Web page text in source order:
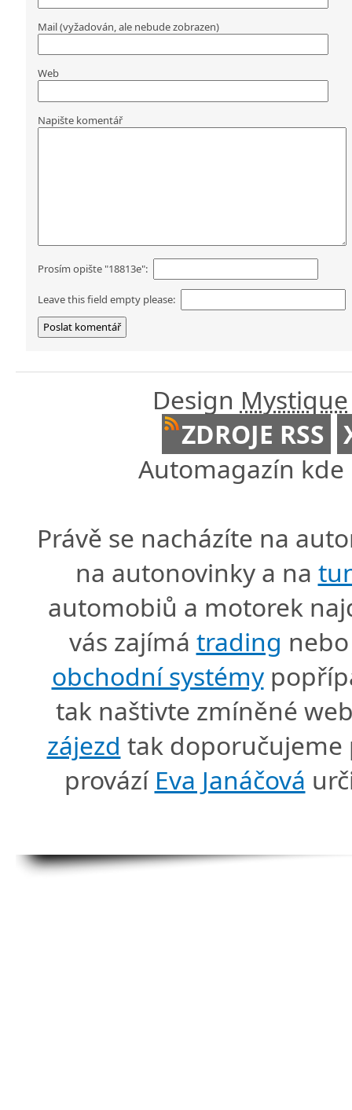
Mail (vyžadován, ale nebude zobrazen)
Web
Napište komentář
Prosím opište "18813e":
Leave this field empty please:
Design Mystique
ZDROJE RSS
Automagazín
Právě se nacházíte na
na autonovinky a na
automobiů a motorek
vás zajímá trading
obchodní systémy
tak naštivte zmíněné
zájezd tak doporučujeme
provází Eva Janáčová